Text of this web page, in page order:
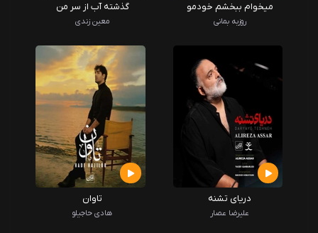
میخوام ببخشم خودمو
روزبه بمانی
گذشته آب از سر من
معین زندی
دریای تشنه
علیرضا عصار
تاوان
هادی حاجیلو